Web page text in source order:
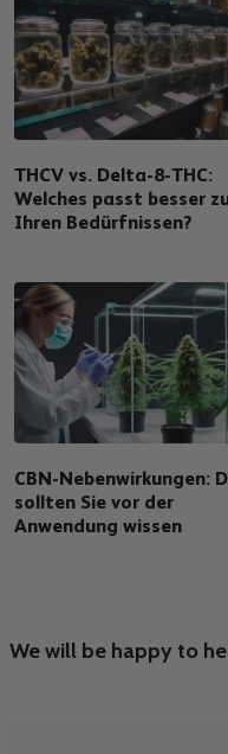
THCV vs. Delta-8-THC:
Welches passt besser
Ihren Bedürfnissen?
CBN-Nebenwirkungen:
sollten Sie vor der
Anwendung wissen
We will be happy to